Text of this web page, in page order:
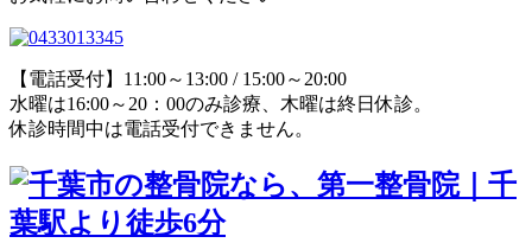
【電話受付】11:00～13:00 / 15:00～20:00
水曜は16:00～20：00のみ診療、木曜は終日休診。
休診時間中は電話受付できません。